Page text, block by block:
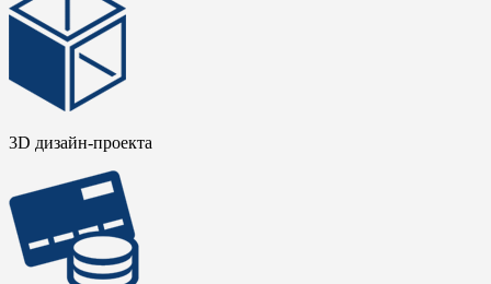
3D дизайн-проекта